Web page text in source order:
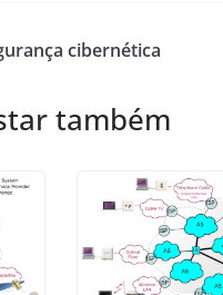
cibernética
também